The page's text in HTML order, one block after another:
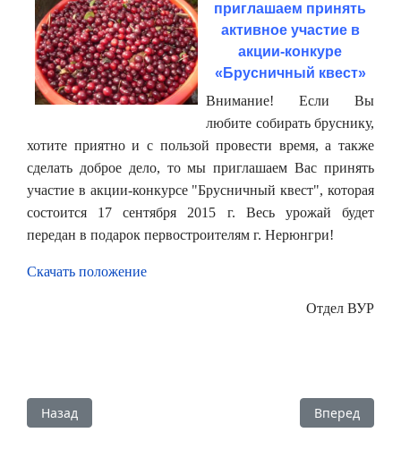
приглашаем принять
активное участие в
акции-конкуре
«Брусничный квест»
Внимание! Если Вы
любите собирать бруснику,
хотите приятно и с пользой провести время, а также
сделать доброе дело, то мы приглашаем Вас принять
участие в акции-конкурсе "Брусничный квест", которая
состоится 17 сентября 2015 г. Весь урожай будет
передан в подарок первостроителям г. Нерюнгри!
Скачать положение
Отдел ВУР
Предыдущий: 21 сентября состоится
Назад Следующий:
Вперед